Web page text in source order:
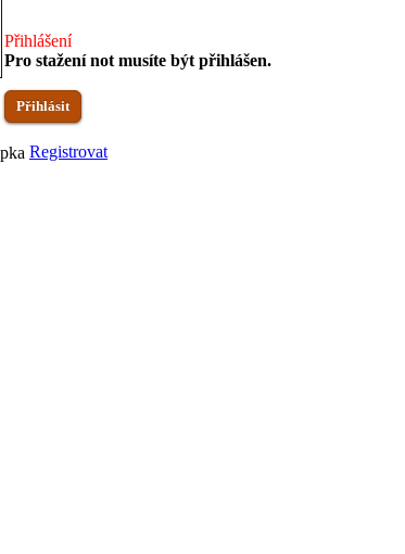
The Girl From Ipanema
Přihlášení
Pro stažení not musíte být přihlášen.
Přihlásit
Registrovat